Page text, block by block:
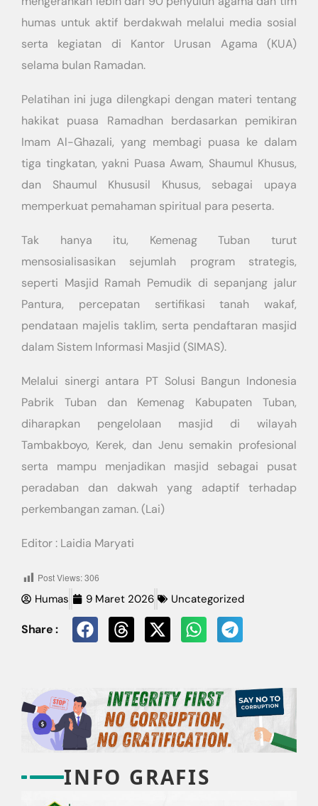
humas untuk aktif berdakwah melalui media sosial
serta kegiatan di Kantor Urusan Agama (KUA)
selama bulan Ramadan.
Pelatihan ini juga dilengkapi dengan materi tentang
hakikat puasa Ramadhan berdasarkan pemikiran
Imam Al-Ghazali, yang membagi puasa ke dalam
tiga tingkatan, yakni Puasa Awam, Shaumul Khusus,
dan Shaumul Khususil Khusus, sebagai upaya
memperkuat pemahaman spiritual para peserta.
Tak hanya itu, Kemenag Tuban turut
mensosialisasikan sejumlah program strategis,
seperti Masjid Ramah Pemudik di sepanjang jalur
Pantura, percepatan sertifikasi tanah wakaf,
pendataan majelis taklim, serta pendaftaran masjid
dalam Sistem Informasi Masjid (SIMAS).
Melalui sinergi antara PT Solusi Bangun Indonesia
Pabrik Tuban dan Kemenag Kabupaten Tuban,
diharapkan pengelolaan masjid di wilayah
Tambakboyo, Kerek, dan Jenu semakin profesional
serta mampu menjadikan masjid sebagai pusat
peradaban dan dakwah yang adaptif terhadap
perkembangan zaman. (Lai)
Editor : Laidia Maryati
Post Views:306
Humas 9 Maret 2026 Uncategorized
Share :
INFO GRAFIS